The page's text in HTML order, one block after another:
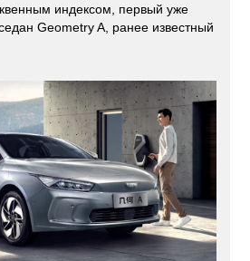
индексом, первый уже
Geometry A, ранее известный